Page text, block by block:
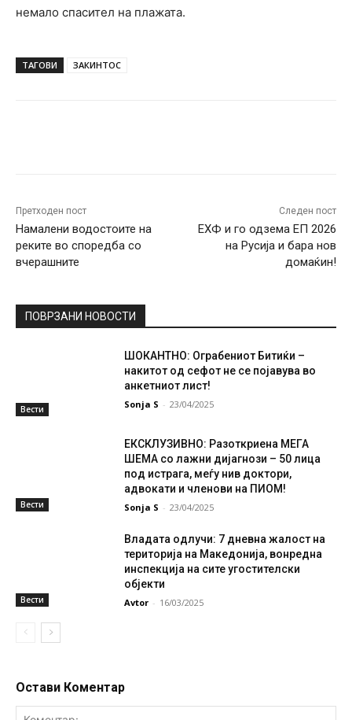
немало спасител на плажата.
ТАГОВИ ЗАКИНТОС
Претходен пост
Намалени водостоите на
реките во споредба со
вчерашните
Следен пост
ЕХФ и го одзема ЕП 2026
на Русија и бара нов
домаќин!
ПОВРЗАНИ НОВОСТИ
Вести
ШОКАНТНО: Ограбениот Битиќи –
накитот од сефот не се појавува во
анкетниот лист!
Sonja S - 23/04/2025
Вести
ЕКСКЛУЗИВНО: Разоткриена МЕГА
ШЕМА со лажни дијагнози – 50 лица
под истрага, меѓу нив доктори,
адвокати и членови на ПИОМ!
Sonja S - 23/04/2025
Вести
Владата одлучи: 7 дневна жалост на
територија на Македонија, вонредна
инспекција на сите угостителски
објекти
Avtor - 16/03/2025
Остави Коментар